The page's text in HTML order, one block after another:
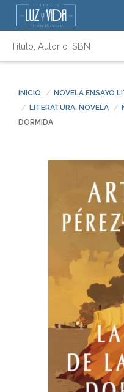
INICIO
NOVELA ENSAYO
LITERATURA. NOVELA
DORMIDA